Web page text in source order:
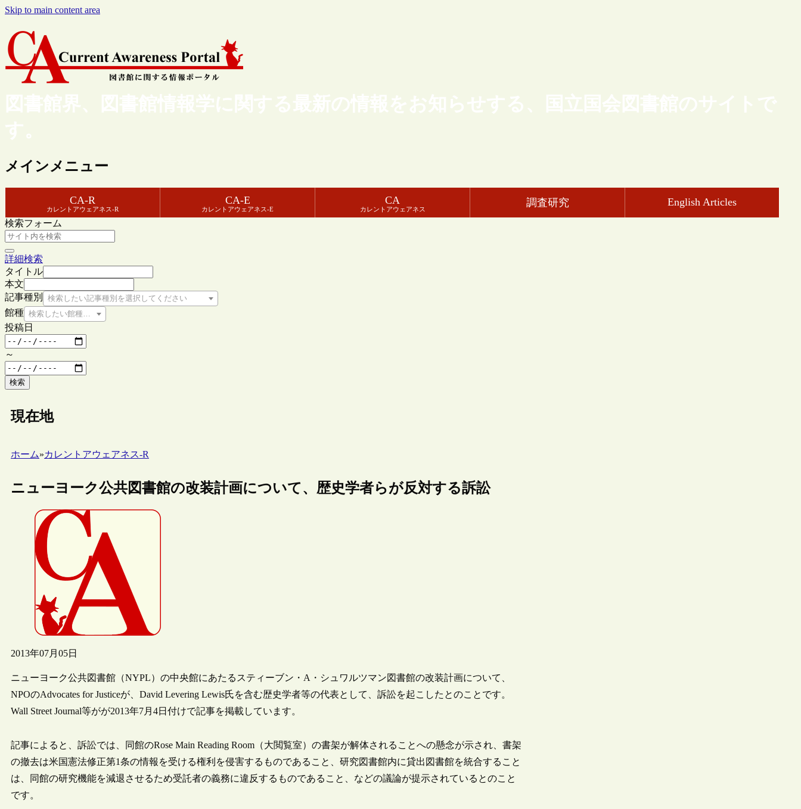
Skip to main content area
図書館界、図書館情報学に関する最新の情報をお知らせする、国立国会図書館のサイトで
す。
メインメニュー
CA-R
カレントアウェアネス-R
CA-E
カレントアウェアネス-E
CA
カレントアウェアネス
調査研究 English Articles
検索フォーム
詳細検索
タイトル
本文
記事種別
検索したい記事種別を選択してください
館種 検索したい館種を選択してください
投稿日
～
検索
現在地
ホーム»カレントアウェアネス-R
ニューヨーク公共図書館の改装計画について、歴史学者らが反対する訴訟
2013年07月05日
ニューヨーク公共図書館（NYPL）の中央館にあたるスティーブン・A・シュワルツマン図書館の改装計画について、
NPOのAdvocates for Justiceが、David Levering Lewis氏を含む歴史学者等の代表として、訴訟を起こしたとのことです。
Wall Street Journal等がが2013年7月4日付けで記事を掲載しています。
記事によると、訴訟では、同館のRose Main Reading Room（大閲覧室）の書架が解体されることへの懸念が示され、書架
の撤去は米国憲法修正第1条の情報を受ける権利を侵害するものであること、研究図書館内に貸出図書館を統合すること
は、同館の研究機能を減退させるため受託者の義務に違反するものであること、などの議論が提示されているとのこと
です。